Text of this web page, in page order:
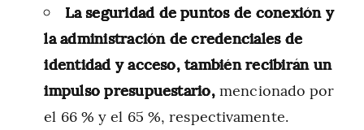
La seguridad de puntos de conexión y
la administración de credenciales de
identidad y acceso, también recibirán un
impulso presupuestario,mencionado por
el 66 % y el 65 %, respectivamente.